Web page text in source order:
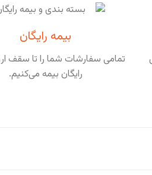
بیمه رایگان
تمامی سفارشات شما را تا سقف
رایگان بیمه می‌کنیم.